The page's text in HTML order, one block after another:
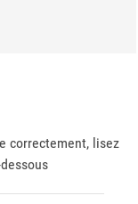
correctement, lisez